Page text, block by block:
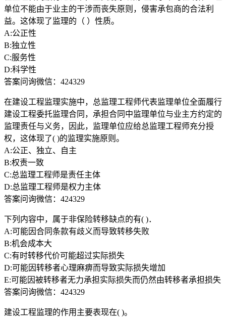
单位不能由于业主的干涉而丧失原则，侵害承包商的合法利
益。这体现了监理的（ ）性质。
A:公正性
B:独立性
C:服务性
D:科学性
答案问询微信：424329
在建设工程监理实施中，总监理工程师代表监理单位全面履行
建设工程委托监理合同，承担合同中监理单位与业主方约定的
监理责任与义务，因此，监理单位应给总监理工程师充分授
权，这体现了( )的监理实施原则。
A:公正、独立、自主
B:权责一致
C:总监理工程师是责任主体
D:总监理工程师是权力主体
答案问询微信：424329
下列内容中，属于非保险转移缺点的有( )．
A:可能因合同条款有歧义而导致转移失败
B:机会成本大
C:有时转移代价可能超过实际损失
D:可能因转移者心理麻痹而导致实际损失增加
E:可能因被转移者无力承担实际损失而仍然由转移者承担损失
答案问询微信：424329
建设工程监理的作用主要表现在( )。